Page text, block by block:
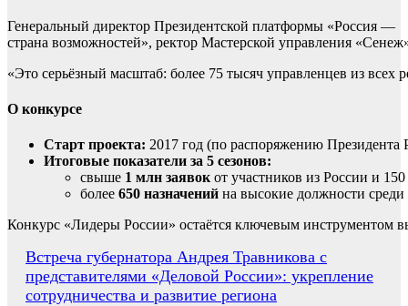
Генеральный директор Президентской платформы «Россия —
страна возможностей», ректор Мастерской управления
«Это серьёзный масштаб: более 75 тысяч управленцев из
О конкурсе
Старт проекта: 2017 год (по распоряжению Президента
Итоговые показатели за 5 сезонов:
свыше 1 млн заявок от участников из России и 150
более 650 назначений на высокие должности
Конкурс «Лидеры России» остаётся ключевым инструментом
Навигация
по
Встреча губернатора Андрея Травникова с
представителями «Деловой России»: укрепление
сотрудничества и развитие региона